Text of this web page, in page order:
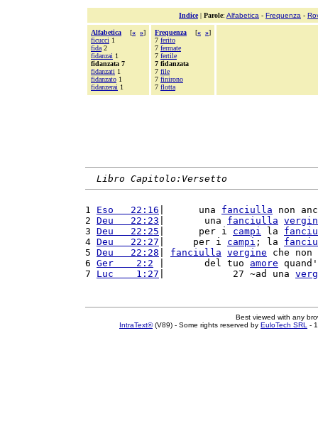
Indice| Parole: Alfabetica - Frequenza -
Alfabetica [« »]
ficucci 1
fida 2
fidanzai 1
fidanzata 7
fidanzati 1
fidanzato 1
fidanzerai 1
Frequenza [« »]
7 ferito
7 fermate
7 fertile
7 fidanzata
7 file
7 finirono
7 flotta
Libro Capitolo:Versetto
1 Eso   22:16 |      una fanciulla non
2 Deu   22:23 |       una fanciulla
3 Deu   22:25 |      per i campi la
4 Deu   22:27 |     per i campi ; la
5 Deu   22:28 fanciulla vergine che
6 Ger    2:2 |       del tuo amore
7 Luc    1:27 |            27 ~ad una
Best viewed with any
IntraText®(V89) - Some rights reserved by EuloTech SRL -